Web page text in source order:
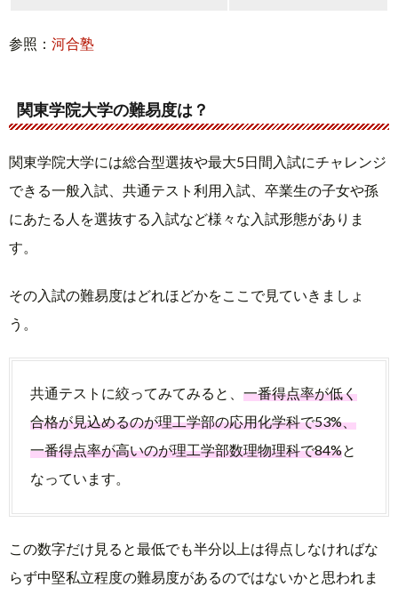
参照： 河合塾
関東学院大学の難易度は？
関東学院大学には総合型選抜や最大5日間入試にチャレンジ
できる一般入試、共通テスト利用入試、卒業生の子女や孫
にあたる人を選抜する入試など様々な入試形態がありま
す。
その入試の難易度はどれほどかをここで見ていきましょ
う。
共通テストに絞ってみてみると、 一番得点率が低く
合格が見込めるのが理工学部の応用化学科で53%、
一番得点率が高いのが理工学部数理物理科で84%と
なっています。
この数字だけ見ると最低でも半分以上は得点しなければな
らず中堅私立程度の難易度があるのではないかと思われま